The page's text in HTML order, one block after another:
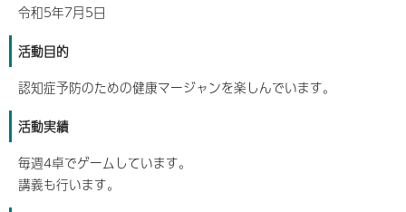
令和5年7月5日
活動目的
認知症予防のための健康マージャンを楽しんでいます。
活動実績
毎週4卓でゲームしています。
講義も行います。